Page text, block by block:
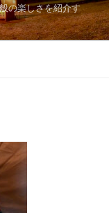
の楽しさを紹介す